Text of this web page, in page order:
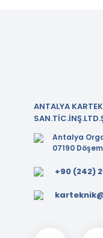
ANTALYA
Antalya
07190
+90 (242)